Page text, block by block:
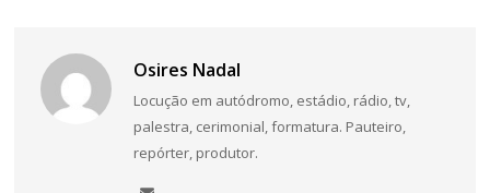
Osires Nadal
Locução em autódromo, estádio, rádio, tv,
palestra, cerimonial, formatura. Pauteiro,
repórter, produtor.